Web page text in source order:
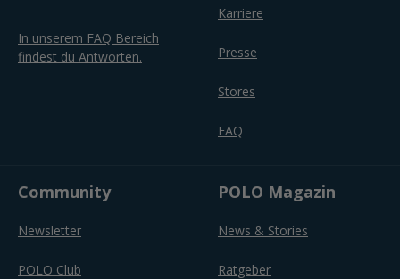
In unserem FAQ Bereich
findest du Antworten.
Karriere
Presse
Stores
FAQ
Community
Newsletter
POLO Club
POLO Magazin
News & Stories
Ratgeber